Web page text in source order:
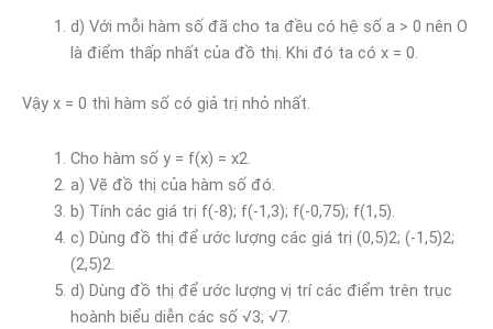
d) Với mỗi hàm số đã cho ta đều có hệ số a > 0 nên O
là điểm thấp nhất của đồ thị. Khi đó ta có x = 0.
Vậy x = 0 thì hàm số có giả trị nhỏ nhất.
Cho hàm số y = f(x) = x2.
a) Vẽ đồ thị của hàm số đó.
b) Tính các giá trị f(-8); f(-1,3); f(-0,75); f(1,5).
c) Dùng đồ thị để ước lượng các giá trị (0,5)2; (-1,5)2;
(2,5)2.
d) Dùng đồ thị để ước lượng vị trí các điểm trên trục
hoành biểu diễn các số √3; √7.